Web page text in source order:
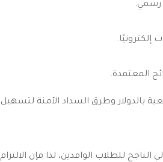
رسمي.
المعتمدة.
بالدولار وطرق السداد الآمنة لتسهيل
للطلاب الوافدين، لذا فإن الالتزام